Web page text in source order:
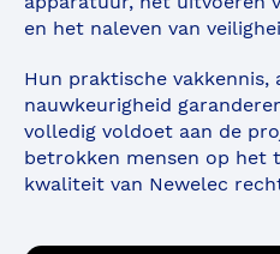
en het naleven van
Hun praktische vakkennis,
nauwkeurigheid
volledig voldoet aan de
betrokken mensen op het
kwaliteit van Newelec